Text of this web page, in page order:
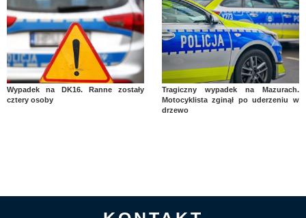
Wypadek na DK16. Ranne zostały
cztery osoby
Tragiczny wypadek na Mazurach.
Motocyklista zginął po uderzeniu w
drzewo